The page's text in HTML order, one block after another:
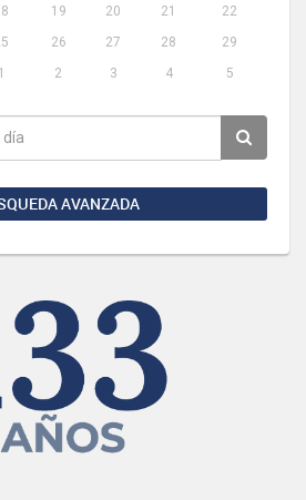
19 20 21
22
26 27 28
29
1 2 3 4 5
AVANZADA